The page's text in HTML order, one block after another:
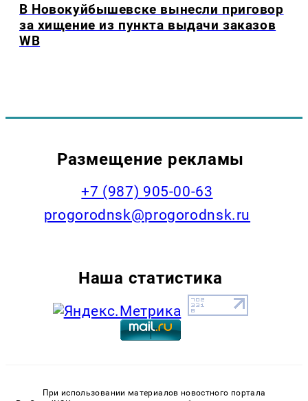
В Новокуйбышевске вынесли приговор
за хищение из пункта выдачи заказов
WB
Размещение рекламы
+7 (987) 905-00-63
progorodnsk@progorodnsk.ru
Наша статистика
При использовании материалов новостного портала